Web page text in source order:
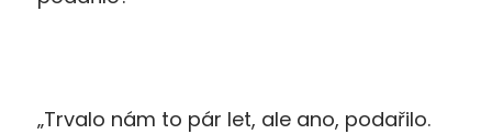
„Trvalo nám to pár let, ale ano, podařilo.